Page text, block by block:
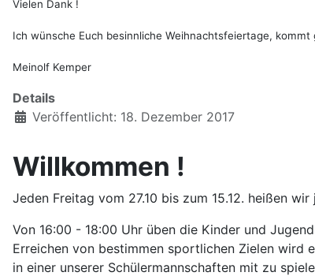
Vielen Dank !
Ich wünsche Euch besinnliche Weihnachtsfeiertage,
Meinolf Kemper
Details
Veröffentlicht: 18. Dezember 2017
Willkommen !
Jeden Freitag vom 27.10 bis zum 15.12. heißen
Von 16:00 - 18:00 Uhr üben die Kinder und
Erreichen von bestimmen sportlichen Zielen wird
in einer unserer Schülermannschaften mit zu